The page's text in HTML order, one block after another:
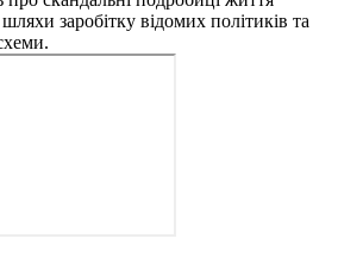
заробітку відомих політиків та